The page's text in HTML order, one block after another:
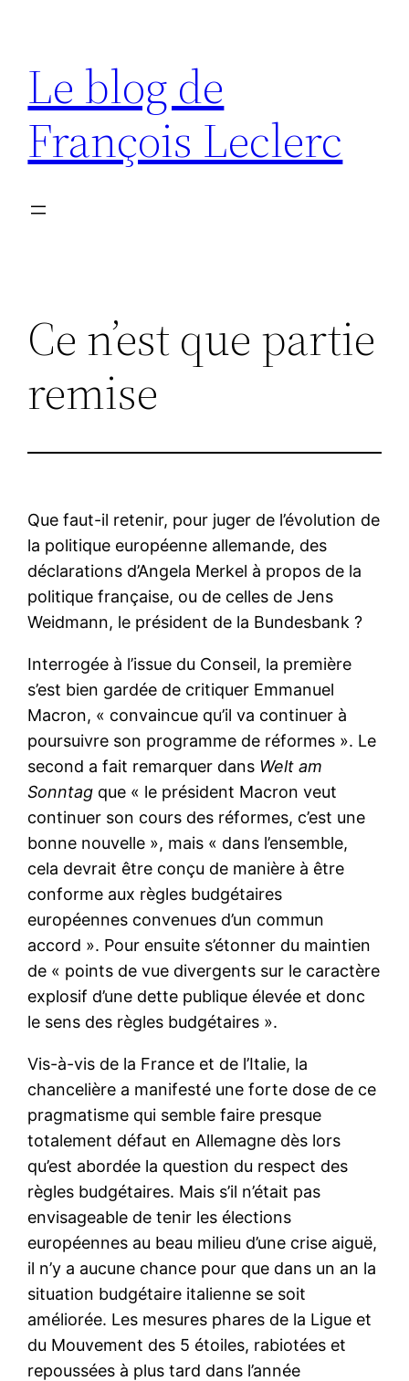
contenu
Le blog de
François Leclerc
Ce n’est que partie
remise
Que faut-il retenir, pour juger de l’évolution de
la politique européenne allemande, des
déclarations d’Angela Merkel à propos de la
politique française, ou de celles de Jens
Weidmann, le président de la Bundesbank ?
Interrogée à l’issue du Conseil, la première
s’est bien gardée de critiquer Emmanuel
Macron, « convaincue qu’il va continuer à
poursuivre son programme de réformes ». Le
second a fait remarquer dans Welt am
Sonntag que « le président Macron veut
continuer son cours des réformes, c’est une
bonne nouvelle », mais « dans l’ensemble,
cela devrait être conçu de manière à être
conforme aux règles budgétaires
européennes convenues d’un commun
accord ». Pour ensuite s’étonner du maintien
de « points de vue divergents sur le caractère
explosif d’une dette publique élevée et donc
le sens des règles budgétaires ».
Vis-à-vis de la France et de l’Italie, la
chancelière a manifesté une forte dose de ce
pragmatisme qui semble faire presque
totalement défaut en Allemagne dès lors
qu’est abordée la question du respect des
règles budgétaires. Mais s’il n’était pas
envisageable de tenir les élections
européennes au beau milieu d’une crise aiguë,
il n’y a aucune chance pour que dans un an la
situation budgétaire italienne se soit
améliorée. Les mesures phares de la Ligue et
du Mouvement des 5 étoiles, rabiotées et
repoussées à plus tard dans l’année